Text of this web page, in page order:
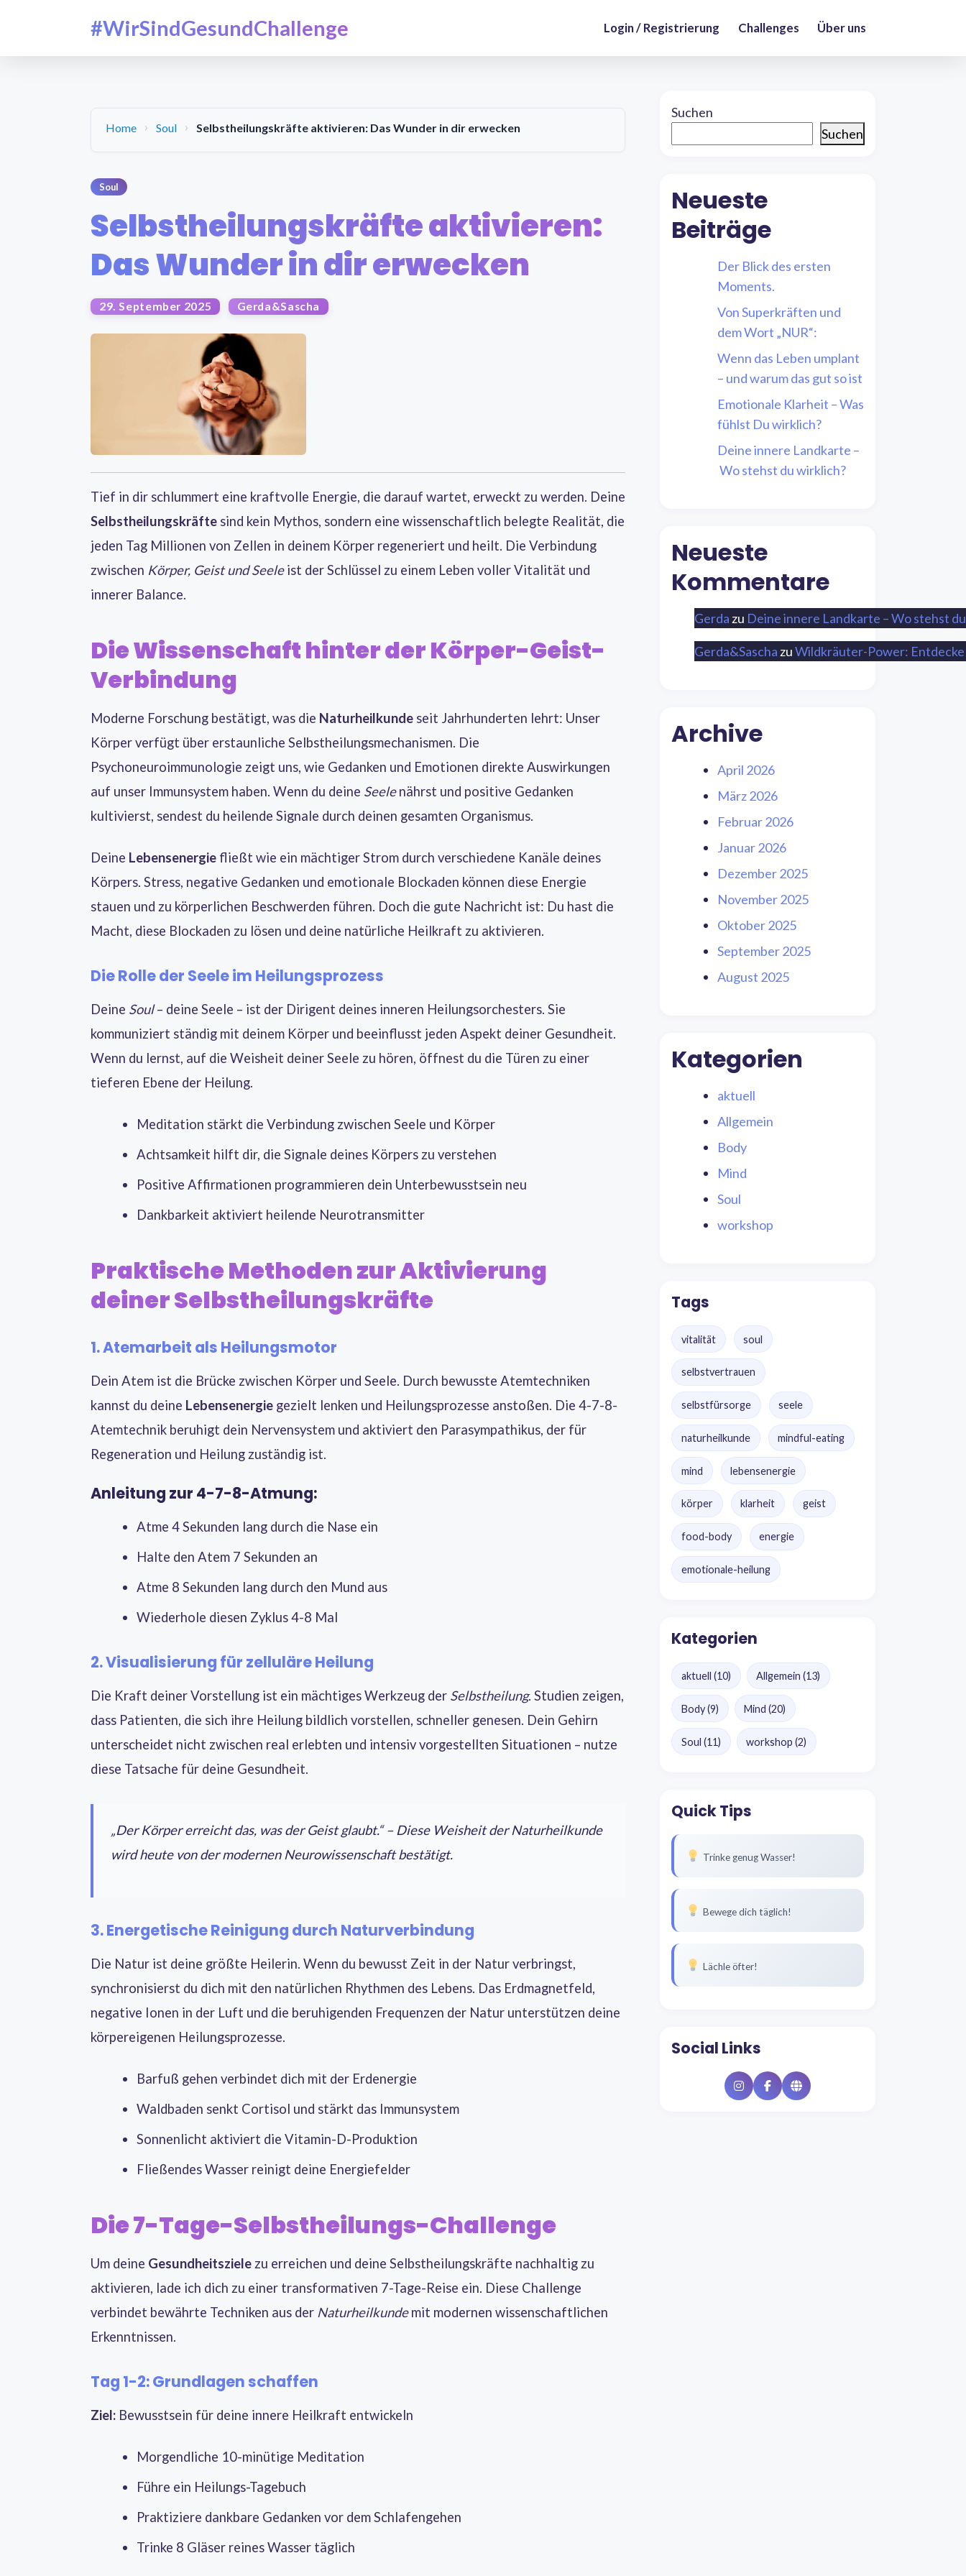
#WirSindGesundChallenge Login / Registrierung Challenges Über uns
Home Soul Selbstheilungskräfte aktivieren: Das Wunder in dir erwecken
Soul
Selbstheilungskräfte aktivieren:
Das Wunder in dir erwecken
29. September 2025 Gerda&Sascha
Tief in dir schlummert eine kraftvolle Energie, die darauf wartet, erweckt zu werden. Deine
Selbstheilungskräfte sind kein Mythos, sondern eine wissenschaftlich belegte Realität, die
jeden Tag Millionen von Zellen in deinem Körper regeneriert und heilt. Die Verbindung
zwischen Körper, Geist und Seeleist der Schlüssel zu einem Leben voller Vitalität und
innerer Balance.
Die Wissenschaft hinter der Körper-Geist-
Verbindung
Moderne Forschung bestätigt, was die Naturheilkunde seit Jahrhunderten lehrt: Unser
Körper verfügt über erstaunliche Selbstheilungsmechanismen. Die
Psychoneuroimmunologie zeigt uns, wie Gedanken und Emotionen direkte Auswirkungen
auf unser Immunsystem haben. Wenn du deine Seelenährst und positive Gedanken
kultivierst, sendest du heilende Signale durch deinen gesamten Organismus.
Deine Lebensenergie fließt wie ein mächtiger Strom durch verschiedene Kanäle deines
Körpers. Stress, negative Gedanken und emotionale Blockaden können diese Energie
stauen und zu körperlichen Beschwerden führen. Doch die gute Nachricht ist: Du hast die
Macht, diese Blockaden zu lösen und deine natürliche Heilkraft zu aktivieren.
Die Rolle der Seele im Heilungsprozess
Deine Soul– deine Seele – ist der Dirigent deines inneren Heilungsorchesters. Sie
kommuniziert ständig mit deinem Körper und beeinflusst jeden Aspekt deiner Gesundheit.
Wenn du lernst, auf die Weisheit deiner Seele zu hören, öffnest du die Türen zu einer
tieferen Ebene der Heilung.
Meditation stärkt die Verbindung zwischen Seele und Körper
Achtsamkeit hilft dir, die Signale deines Körpers zu verstehen
Positive Affirmationen programmieren dein Unterbewusstsein neu
Dankbarkeit aktiviert heilende Neurotransmitter
Praktische Methoden zur Aktivierung
deiner Selbstheilungskräfte
1. Atemarbeit als Heilungsmotor
Dein Atem ist die Brücke zwischen Körper und Seele. Durch bewusste Atemtechniken
kannst du deine Lebensenergie gezielt lenken und Heilungsprozesse anstoßen. Die 4-7-8-
Atemtechnik beruhigt dein Nervensystem und aktiviert den Parasympathikus, der für
Regeneration und Heilung zuständig ist.
Anleitung zur 4-7-8-Atmung:
Atme 4 Sekunden lang durch die Nase ein
Halte den Atem 7 Sekunden an
Atme 8 Sekunden lang durch den Mund aus
Wiederhole diesen Zyklus 4-8 Mal
2. Visualisierung für zelluläre Heilung
Die Kraft deiner Vorstellung ist ein mächtiges Werkzeug der Selbstheilung. Studien zeigen,
dass Patienten, die sich ihre Heilung bildlich vorstellen, schneller genesen. Dein Gehirn
unterscheidet nicht zwischen real erlebten und intensiv vorgestellten Situationen – nutze
diese Tatsache für deine Gesundheit.
„Der Körper erreicht das, was der Geist glaubt.“ – Diese Weisheit der Naturheilkunde
wird heute von der modernen Neurowissenschaft bestätigt.
3. Energetische Reinigung durch Naturverbindung
Die Natur ist deine größte Heilerin. Wenn du bewusst Zeit in der Natur verbringst,
synchronisierst du dich mit den natürlichen Rhythmen des Lebens. Das Erdmagnetfeld,
negative Ionen in der Luft und die beruhigenden Frequenzen der Natur unterstützen deine
körpereigenen Heilungsprozesse.
Barfuß gehen verbindet dich mit der Erdenergie
Waldbaden senkt Cortisol und stärkt das Immunsystem
Sonnenlicht aktiviert die Vitamin-D-Produktion
Fließendes Wasser reinigt deine Energiefelder
Die 7-Tage-Selbstheilungs-Challenge
Um deine Gesundheitsziele zu erreichen und deine Selbstheilungskräfte nachhaltig zu
aktivieren, lade ich dich zu einer transformativen 7-Tage-Reise ein. Diese Challenge
verbindet bewährte Techniken aus der Naturheilkundemit modernen wissenschaftlichen
Erkenntnissen.
Tag 1-2: Grundlagen schaffen
Ziel: Bewusstsein für deine innere Heilkraft entwickeln
Morgendliche 10-minütige Meditation
Führe ein Heilungs-Tagebuch
Praktiziere dankbare Gedanken vor dem Schlafengehen
Trinke 8 Gläser reines Wasser täglich
Suchen
Suchen
Neueste
Beiträge
Der Blick des ersten
Moments.
Von Superkräften und
dem Wort „NUR“:
Wenn das Leben umplant
– und warum das gut so ist
Emotionale Klarheit – Was
fühlst Du wirklich?
Deine innere Landkarte –
Wo stehst du wirklich?
Neueste
Kommentare
Gerda zu Deine innere Landkarte – Wo stehst
Gerda&Sascha zuWildkräuter-Power:
Archive
April 2026
März 2026
Februar 2026
Januar 2026
Dezember 2025
November 2025
Oktober 2025
September 2025
August 2025
Kategorien
aktuell
Allgemein
Body
Mind
Soul
workshop
Tags
vitalität soul
selbstvertrauen
selbstfürsorge seele
naturheilkunde mindful-eating
mind lebensenergie
körper klarheit geist
food-body energie
emotionale-heilung
Kategorien
aktuell (10) Allgemein(13)
Body(9) Mind(20)
Soul (11) workshop(2)
Quick Tips
Trinke genug Wasser!
Bewege dich täglich!
Lächle öfter!
Social Links
InstagramFacebookWebsite